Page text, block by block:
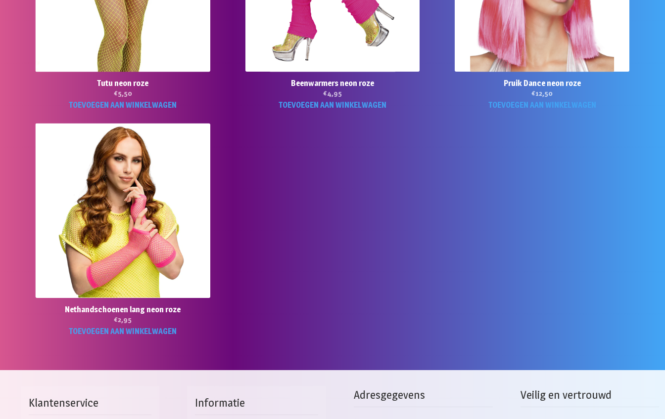
Tutu neon roze
€5,50
TOEVOEGEN AAN WINKELWAGEN
Beenwarmers neon roze
€4,95
TOEVOEGEN AAN WINKELWAGEN
Pruik Dance neon roze
€12,50
TOEVOEGEN AAN WINKELWAGEN
Nethandschoenen lang neon roze
€2,95
TOEVOEGEN AAN WINKELWAGEN
Klantenservice Informatie
Adresgegevens Veilig en vertrouwd